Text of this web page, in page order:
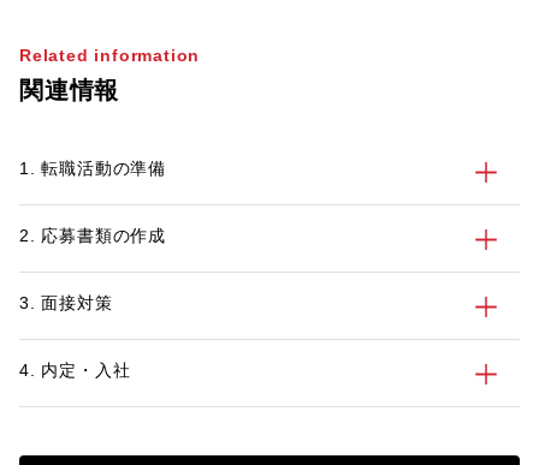
らないという人もいるでしょう。そこで今
回は、第二新卒者が自己PRを作成する際
Related information
関連情報
1. 転職活動の準備
2. 応募書類の作成
3. 面接対策
4. 内定・入社